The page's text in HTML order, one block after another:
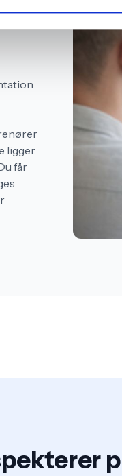
ligger.
får